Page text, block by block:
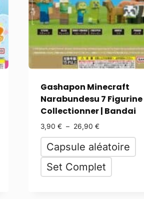
Gashapon Minecraft
Narabundesu 7 Figurine
Collectionner | Bandai
3,90 € – 26,90 €
Capsule aléatoire
Set Complet